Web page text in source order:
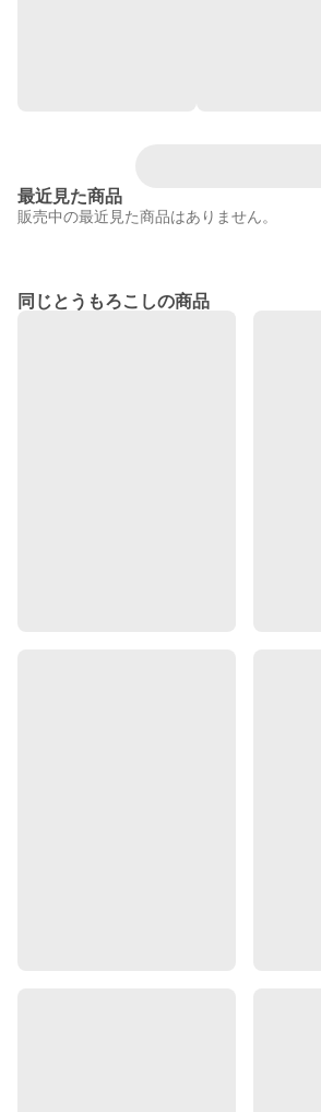
最近見た商品
販売中の最近見た商品はありません。
同じとうもろこしの商品